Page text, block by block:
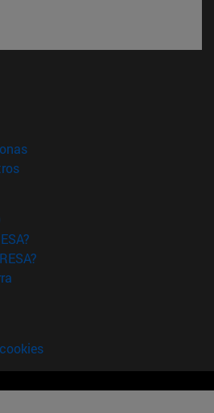
ventana)
(abre en nueva ventana)
(abre en nueva ventana)